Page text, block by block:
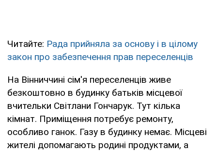
Читайте: Рада прийняла за основу і в цілому
закон про забезпечення прав переселенців
На Вінниччині сім'я переселенців живе
безкоштовно в будинку батьків місцевої
вчительки Світлани Гончарук. Тут кілька
кімнат. Приміщення потребує ремонту,
особливо ганок. Газу в будинку немає. Місцеві
жителі допомагають родині продуктами, а